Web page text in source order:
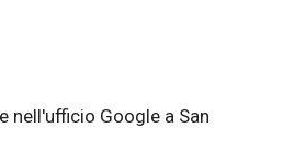
nell'ufficio Google a San